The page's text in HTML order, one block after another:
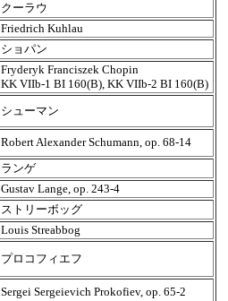
クーラウ
Friedrich Kuhlau
ショパン
Fryderyk Franciszek Chopin
KK VIIb-1 BI 160(B), KK VIIb-2 BI 160(B)
シューマン
Robert Alexander Schumann, op. 68-14
ランゲ
Gustav Lange, op. 243-4
ストリーボッグ
Louis Streabbog
プロコフィエフ
Sergei Sergeievich Prokofiev, op. 65-2